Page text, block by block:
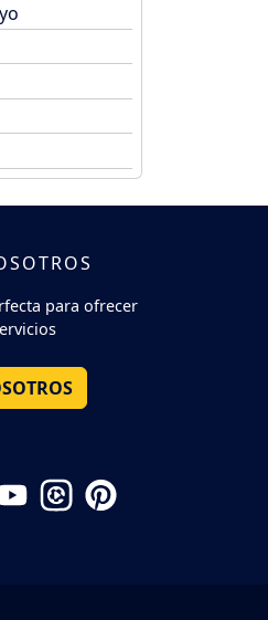
para ofrecer